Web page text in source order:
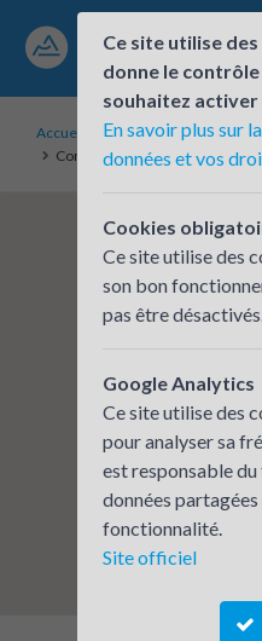
Accueil
Établissements inscrits
Communauté d'Agglomération
Ce site utilise
donne le
souhaitez activer
En savoir plus sur
données et vos
Cookies
Ce site utilise des
son bon
pas être
Google Analytics
Ce site utilise des
pour analyser sa
est responsable
données
fonctionnalité.
Site officiel